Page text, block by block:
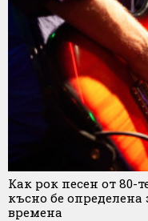
Как рок песен от 80-
късно бе
времена